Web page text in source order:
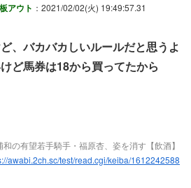
アウト ：2021/02/02(火) 19:49:57.31
、バカバカしいルールだと思うよ
ど馬券は18から買ってたから
和の有望若手騎手・福原杏、姿を消す【飲酒】
awabi.2ch.sc/test/read.cgi/keiba/1612242588